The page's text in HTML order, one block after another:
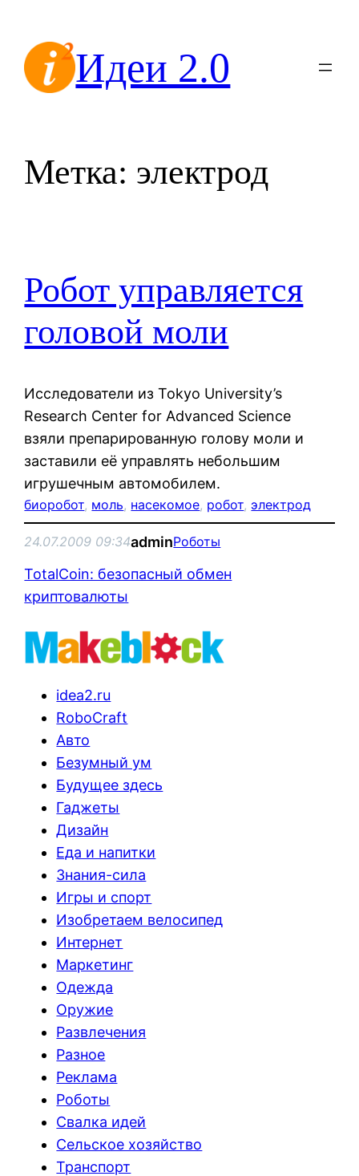
содержимомуИдеи 2.0
Метка: электрод
Робот управляется
головой моли
Исследователи из Tokyo University’s
Research Center for Advanced Science
взяли препарированную голову моли и
заставили её управлять небольшим
игрушечным автомобилем.
биоробот, моль, насекомое, робот, электрод
24.07.2009 09:34adminРоботы
TotalCoin: безопасный обмен
криптовалюты
idea2.ru
RoboCraft
Авто
Безумный ум
Будущее здесь
Гаджеты
Дизайн
Еда и напитки
Знания-сила
Игры и спорт
Изобретаем велосипед
Интернет
Маркетинг
Одежда
Оружие
Развлечения
Разное
Реклама
Роботы
Свалка идей
Сельское хозяйство
Транспорт